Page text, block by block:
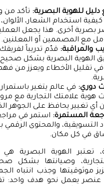
للهوية البصرية: تأكد من
كيفية استخدام الشعار،
بصرية أخرى. هذا يجعل
مع المصممين أو المعلنين.
والمراقبة: قدّم تدريباً
الهوية البصرية بشكل
تقليل الأخطاء ويعزز من
دوري: في عالم يتغير
هوية علامتك التجارية مع
أي تغيير يحافظ على الجوهر
المستمرة: استمر في
التسويقية، والمحتوى
في كل مكان.
تعتبر الهوية البصرية هي
وصيانتها بشكل
موثوقيتها وجذب انتباه
يعمل نحو هدف واحد: